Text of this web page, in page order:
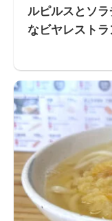
ルピルスとソ
なビヤレストラ